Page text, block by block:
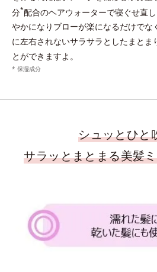
分*配合のヘアウォーターで寝ぐせ直
やかになりブローが楽になるだけでな
に左右されないサラサラとしたまとま
とができますよ。
* 保湿成分
シュッとひと
サラッとまとまる美髪